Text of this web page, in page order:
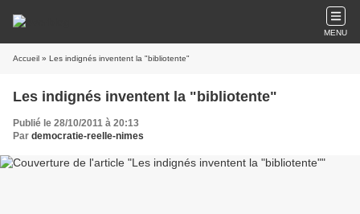
MENU
Accueil » Les indignés inventent la "bibliotente"
Les indignés inventent la "bibliotente"
Publié le 28/10/2011 à 20:13
Par democratie-reelle-nimes